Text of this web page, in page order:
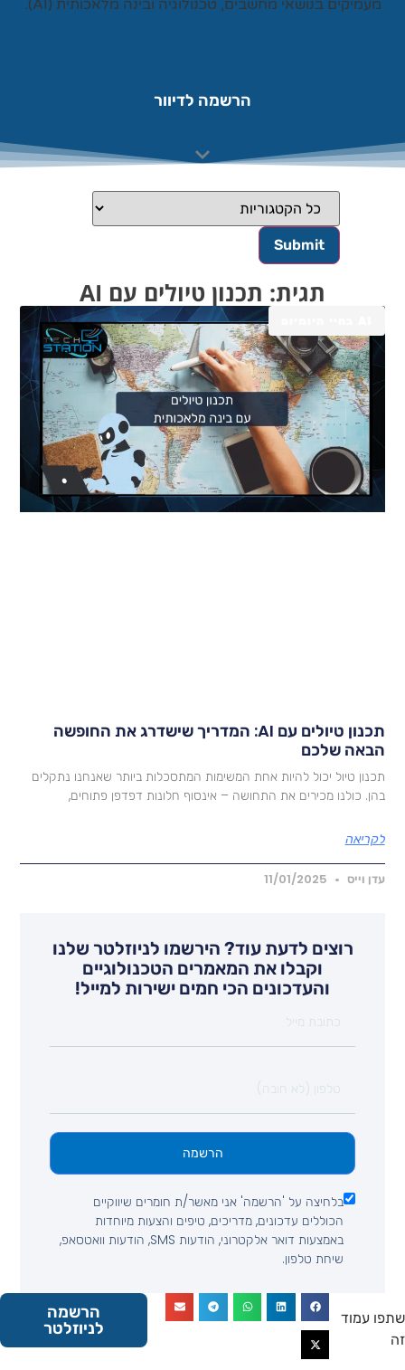
מעמיקים בנושאי מחשבים, טכנולוגיה ובינה מלאכותית (AI).
הרשמה לדיוור
תגית: תכנון טיולים עם AI
תכנון טיולים עם AI: המדריך שישדרג את החופשה
שלכם
טיול יכול להיות אחת המשימות המתסכלות ביותר שאנחנו נתקלים
כולנו מכירים את התחושה – אינסוף חלונות דפדפן פתוחים,
וייס 11/01/2025
רוצים לדעת עוד? הירשמו לניוזלטר שלנו
וקבלו את המאמרים הטכנולוגיים
והעדכונים הכי חמים ישירות למייל!
בלחיצה על 'הרשמה' אני מאשר/ת חומרים שיווקיים
הכוללים עדכונים, מדריכים, טיפים והצעות מיוחדות
באמצעות דואר אלקטרוני, הודעות SMS, הודעות וואטסאפ,
שיחת טלפון.
הרשמה
עמוד
הרשמה
לניוזלטר